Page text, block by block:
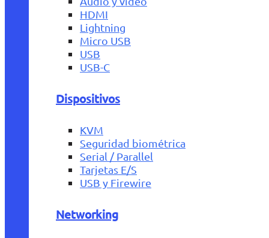
HDMI
Lightning
Micro USB
USB
USB-C
Dispositivos
KVM
Seguridad biométrica
Serial / Parallel
Tarjetas E/S
USB y Firewire
Networking